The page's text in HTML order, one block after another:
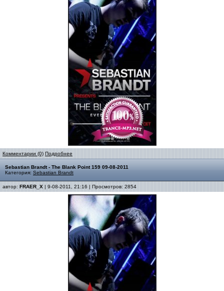
Комментарии (0) Подробнее
Sebastian Brandt - The Blank Point 159 09-08-2011
Категория: Sebastian Brandt
автор: FRAER_X | 9-08-2011, 21:16 | Просмотров: 2854